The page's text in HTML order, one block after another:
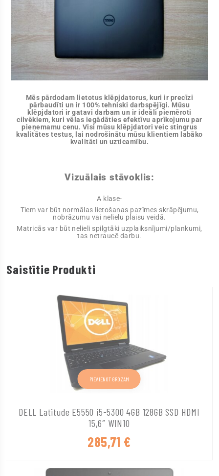
Mēs pārdodam lietotus klēpjdatorus, kuri ir precīzi
pārbaudīti un ir 100% tehniski darbspējīgi. Mūsu
klēpjdatori ir gatavi darbam un ir ideāli piemēroti
cilvēkiem, kuri vēlas iegādāties efektīvu aprīkojumu par
pieņemamu cenu. Visi mūsu klēpjdatori veic stingrus
kvalitātes testus, lai nodrošinātu mūsu klientiem labāko
kvalitāti un uzticamību.
Vizuālais stāvoklis:
A klase-
Tiem var būt normālas lietošanas pazīmes skrāpējumu,
nobrāzumu vai nelielu plaisu veidā.
Matricās var būt nelieli spilgtāki uzplaiksnījumi/plankumi,
tas netraucē darbu.
Saistītie Produkti
DELL Latitude E5550 i5-5300 4GB 128GB SSD HDMI
15,6″ WIN10
285,71 €
PIEVIENOT GROZAM